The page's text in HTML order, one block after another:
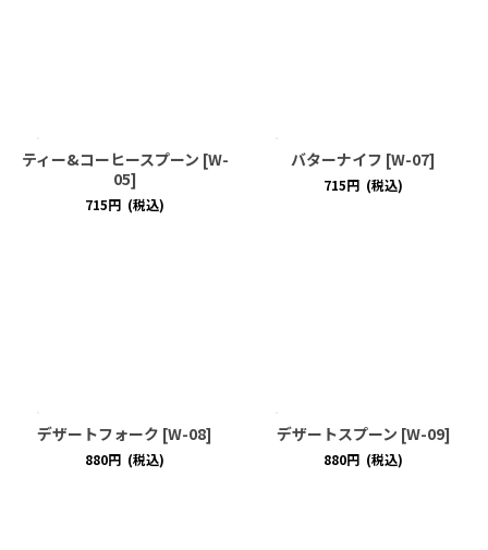
ティー&コーヒースプーン [W-
05]
715円 (税込)
バターナイフ [W-07]
715円 (税込)
デザートフォーク [W-08]
880円 (税込)
デザートスプーン [W-09]
880円 (税込)